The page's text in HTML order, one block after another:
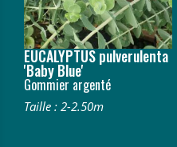
EUCALYPTUS pulverulenta
'Baby Blue'
Gommier argenté
Taille : 2-2.50m